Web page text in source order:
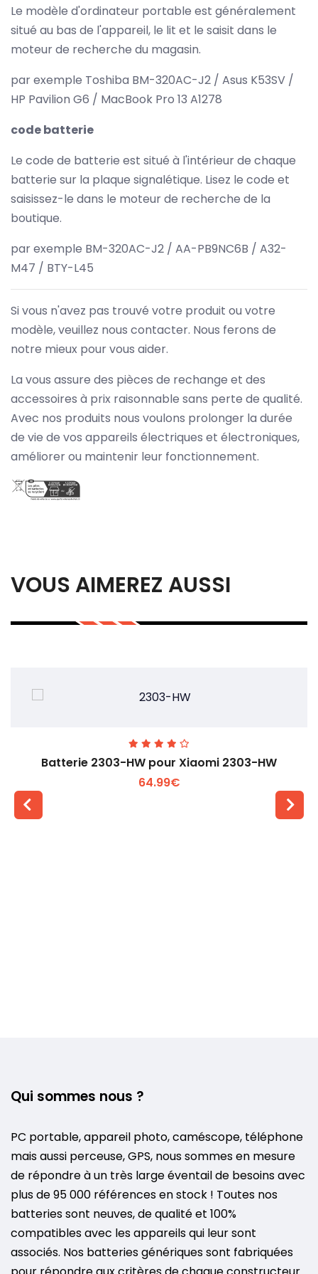
Le modèle d'ordinateur portable est généralement
situé au bas de l'appareil, le lit et le saisit dans le
moteur de recherche du magasin.
par exemple Toshiba BM-320AC-J2 / Asus K53SV /
HP Pavilion G6 / MacBook Pro 13 A1278
code batterie
Le code de batterie est situé à l'intérieur de chaque
batterie sur la plaque signalétique. Lisez le code et
saisissez-le dans le moteur de recherche de la
boutique.
par exemple BM-320AC-J2 / AA-PB9NC6B / A32-
M47 / BTY-L45
Si vous n'avez pas trouvé votre produit ou votre
modèle, veuillez nous contacter. Nous ferons de
notre mieux pour vous aider.
La vous assure des pièces de rechange et des
accessoires à prix raisonnable sans perte de qualité.
Avec nos produits nous voulons prolonger la durée
de vie de vos appareils électriques et électroniques,
améliorer ou maintenir leur fonctionnement.
VOUS AIMEREZ AUSSI
Batterie 2303-HW pour Xiaomi 2303-HW
64.99€
Qui sommes nous ?
PC portable, appareil photo, caméscope, téléphone
mais aussi perceuse, GPS, nous sommes en mesure
de répondre à un très large éventail de besoins avec
plus de 95 000 références en stock ! Toutes nos
batteries sont neuves, de qualité et 100%
compatibles avec les appareils qui leur sont
associés. Nos batteries génériques sont fabriquées